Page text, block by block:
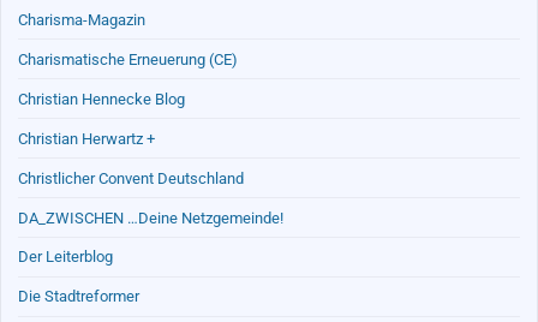
Charisma-Magazin
Charismatische Erneuerung (CE)
Christian Hennecke Blog
Christian Herwartz +
Christlicher Convent Deutschland
DA_ZWISCHEN …Deine Netzgemeinde!
Der Leiterblog
Die Stadtreformer